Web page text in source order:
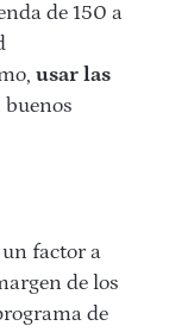
de 150 a
usar las
buenos
un factor a
de los
de